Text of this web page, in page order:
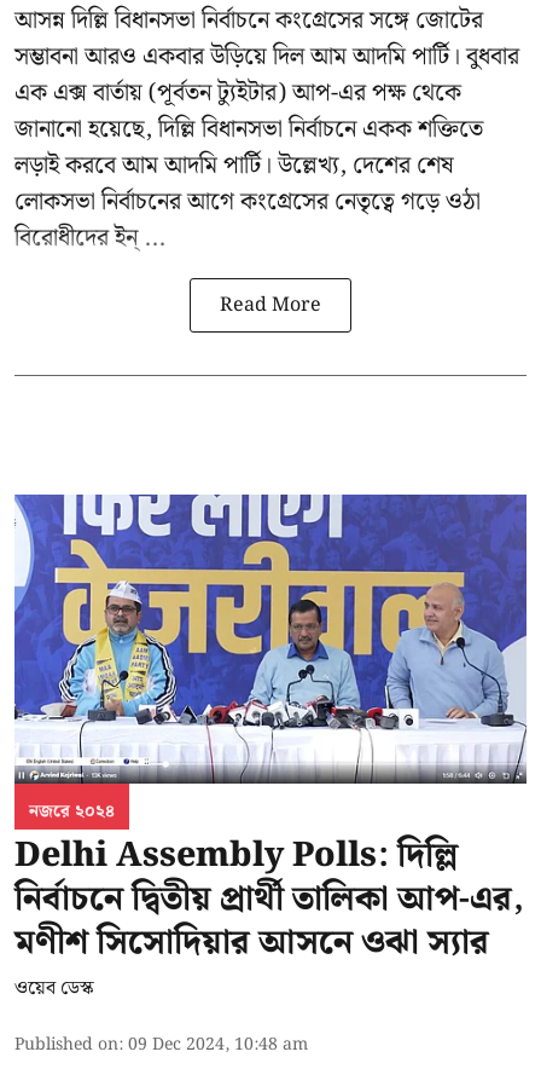
আসন্নদিল্লি বিধানসভা নির্বাচনেকংগ্রেসের সঙ্গে জোটের
সম্ভাবনা আরও একবার উড়িয়ে দিল আম আদমি পার্টি। বুধবার
এক এক্স বার্তায় (পূর্বতন ট্যুইটার) আপ-এর পক্ষ থেকে
জানানো হয়েছে, দিল্লি বিধানসভা নির্বাচনে একক শক্তিতে
লড়াই করবে আম আদমি পার্টি। উল্লেখ্য, দেশের শেষ
লোকসভা নির্বাচনের আগে কংগ্রেসের নেতৃত্বে গড়ে ওঠা
বিরোধীদের ইন্ ...
Read More
নজরে ২০২৪
Delhi Assembly Polls: দিল্লি
নির্বাচনে দ্বিতীয় প্রার্থী তালিকা আপ-এর,
মণীশ সিসোদিয়ার আসনে ওঝা স্যার
ওয়েব ডেস্ক
Published on:09 Dec 2024, 10:48 am